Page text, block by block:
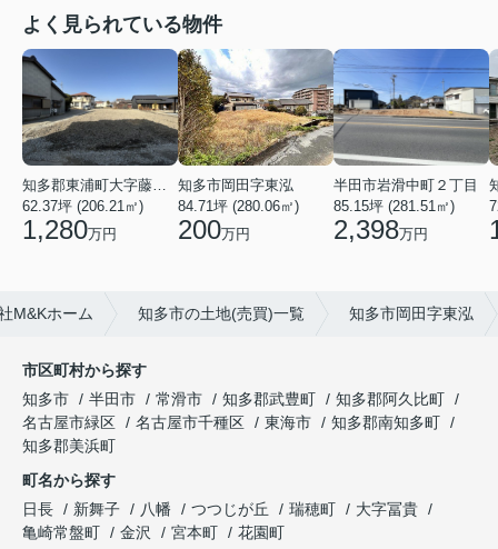
よく見られている物件
知多郡東浦町大字藤江字上廻間
62.37坪 (206.21㎡)
1,280万円
知多市岡田字東泓
84.71坪 (280.06㎡)
200万円
半田市岩滑中町２丁目
85.15坪 (281.51㎡)
2,398万円
M&Kホーム 知多市の土地(売買)一覧 知多市岡田字東泓
市区町村から探す
知多市
半田市 常滑市 知多郡武豊町
知多郡阿久比町
名古屋市緑区
名古屋市千種区 東海市
知多郡南知多町
知多郡美浜町
町名から探す
日長
新舞子 八幡 つつじが丘 瑞穂町
大字冨貴
亀崎常盤町
金沢 宮本町
花園町